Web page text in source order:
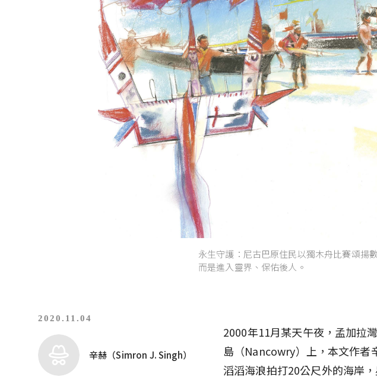
永生守護：尼古巴原住民以獨木舟比賽頌揚
而是進入靈界、保佑後人。
2020.11.04
辛赫（Simron J. Singh）
2000年11月某天午夜，孟加拉
島（Nancowry）上，本文作者
滔滔海浪拍打20公尺外的海岸